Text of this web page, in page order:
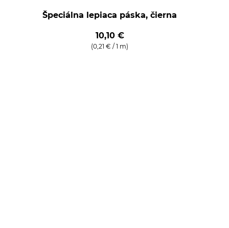
Špeciálna lepiaca páska, čierna
10,10 €
(0,21 € / 1 m)